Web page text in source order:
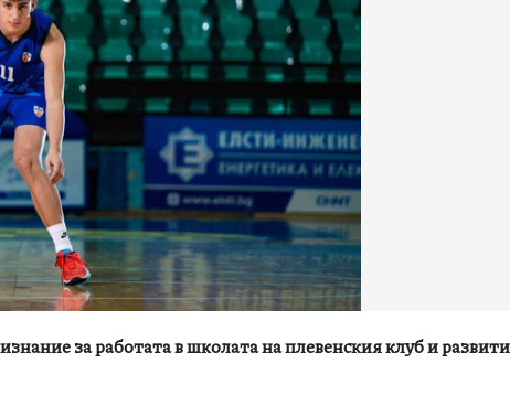
за работата в школата на плевенския клуб и